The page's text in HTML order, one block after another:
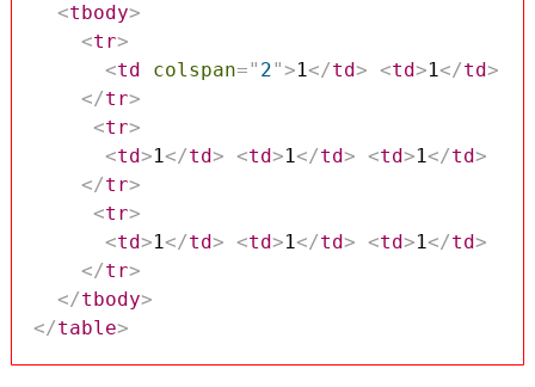
<tbody>
<tr>
<td colspan=" 2">1</td> <td>1</td>
</tr>
<tr>
<td>1</td> <td>1</td> <td>1</td>
</tr>
<tr>
<td>1</td> <td>1</td> <td>1</td>
</tr>
</tbody>
</table>